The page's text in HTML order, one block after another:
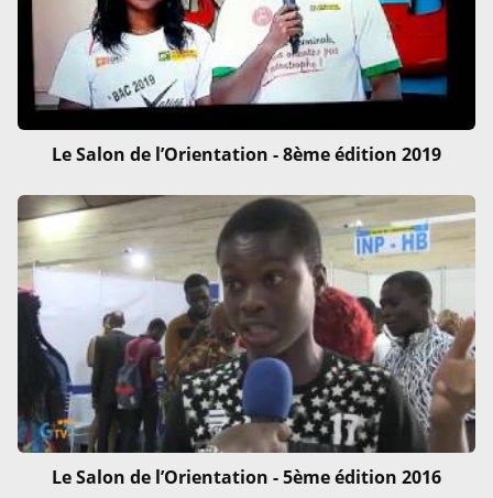
Le Salon de l’Orientation - 8ème édition 2019
Le Salon de l’Orientation - 5ème édition 2016